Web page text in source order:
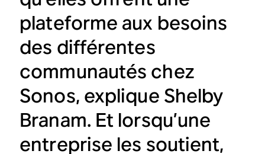
plateforme aux besoins
des différentes
communautés chez
Sonos, explique Shelby
Branam. Et lorsqu’une
entreprise les soutient,